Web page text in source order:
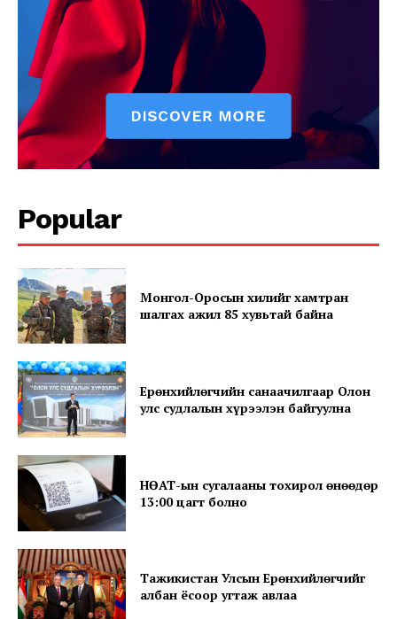
SUBSCRIBE NOW
About
Contact us
Subscription Plans
My account
Popular
Монгол-Оросын хилийг хамтран
шалгах ажил 85 хувьтай байна
Ерөнхийлөгчийн санаачилгаар Олон
улс судлалын хүрээлэн байгуулна
НӨАТ-ын сугалааны тохирол өнөөдөр
13:00 цагт болно
Тажикистан Улсын Ерөнхийлөгчийг
албан ёсоор угтаж авлаа